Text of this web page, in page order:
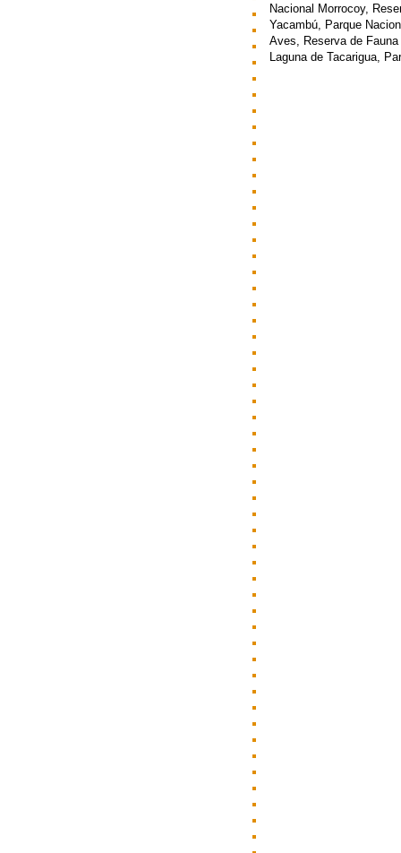
Nacional Morrocoy,
Yacambú, Parque
Aves, Reserva de
Laguna de Tacarigua,